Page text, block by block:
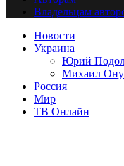
Владельцам
Новости
Украина
Юрий
Михаил
Россия
Мир
ТВ Онлайн